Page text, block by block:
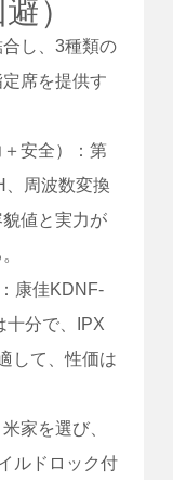
）
し、3種類の
席を提供す
安全）：第
、周波数変換
値と実力が
康佳KDNF-
十分で、IPX
して、性価は
家を選び、
ルドロック付